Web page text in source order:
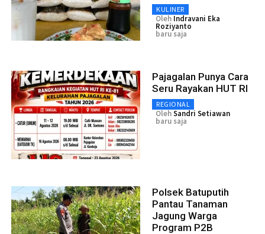
KULINER
Oleh Indravani Eka
Roziyanto
baru saja
Pajagalan Punya Cara
Seru Rayakan HUT RI
REGIONAL
OlehSandri Setiawan
baru saja
Polsek Batuputih
Pantau Tanaman
Jagung Warga
Program P2B